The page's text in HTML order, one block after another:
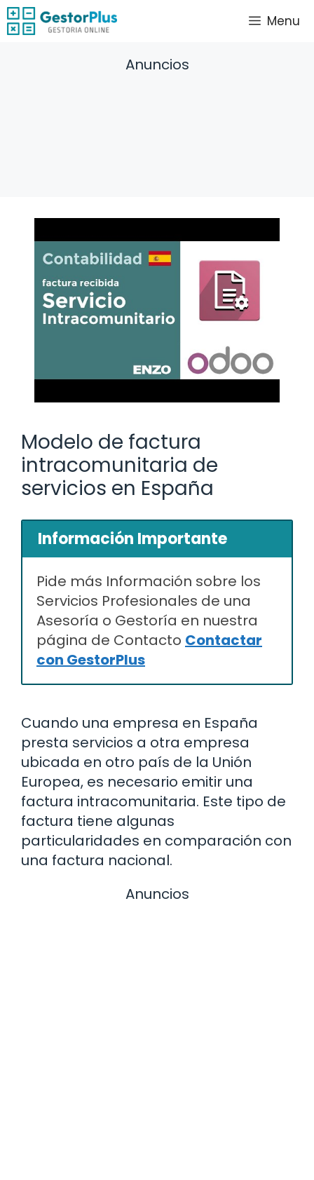
Saltar
al
Menu
Anuncios
Modelo de factura
intracomunitaria de
servicios en España
Información Importante
Pide más Información sobre los
Servicios Profesionales de una
Asesoría o Gestoría en nuestra
página de Contacto Contactar
con GestorPlus
Cuando una empresa en España
presta servicios a otra empresa
ubicada en otro país de la Unión
Europea, es necesario emitir una
factura intracomunitaria. Este tipo de
factura tiene algunas
particularidades en comparación con
una factura nacional.
Anuncios